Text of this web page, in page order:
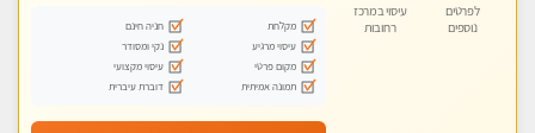
לפרטים
נוספים
עיסוי במרכז
רחובות
מקלחת
חניה חינם
עיסוי מרגיע
נקי ומסודר
מקום פרטי
עיסוי מקצועי
תמונה אמיתית
דוברת עיברית